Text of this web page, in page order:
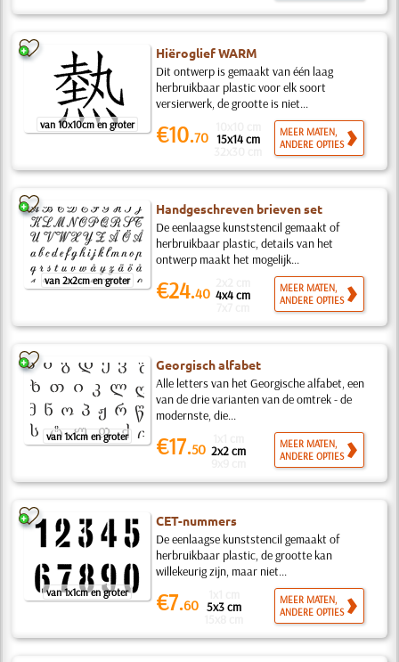
van 10x10cm en groter
Hiëroglief WARM
Dit ontwerp is gemaakt van één laag
herbruikbaar plastic voor elk soort
versierwerk, de grootte is niet...
€10.70 15x14 cm
MEER MATEN,
ANDERE OPTIES
van 2x2cm en groter
Handgeschreven brieven set
De eenlaagse kunststencil gemaakt of
herbruikbaar plastic, details van het
ontwerp maakt het mogelijk...
€24.40 4x4 cm
MEER MATEN,
ANDERE OPTIES
van 1x1cm en groter
Georgisch alfabet
Alle letters van het Georgische alfabet, een
van de drie varianten van de omtrek - de
modernste, die...
€17.50 2x2 cm
MEER MATEN,
ANDERE OPTIES
van 1x1cm en groter
CET-nummers
De eenlaagse kunststencil gemaakt of
herbruikbaar plastic, de grootte kan
willekeurig zijn, maar niet...
€7.60 5x3 cm
MEER MATEN,
ANDERE OPTIES